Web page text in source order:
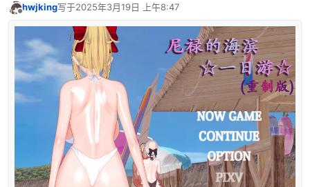
离线
hwjking写于2025年3月19日 上午8:47
最后由 编辑